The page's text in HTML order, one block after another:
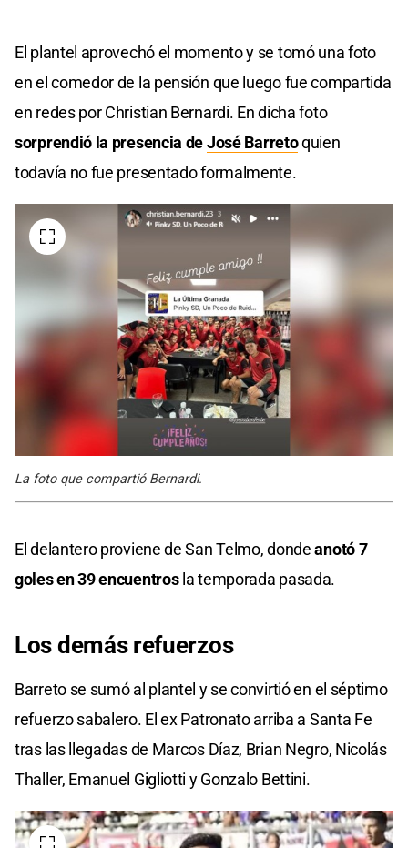
El plantel aprovechó el momento y se tomó una foto
en el comedor de la pensión que luego fue compartida
en redes por Christian Bernardi. En dicha foto
sorprendió la presencia deJosé Barretoquien
todavía no fue presentado formalmente.
La foto que compartió Bernardi.
El delantero proviene de San Telmo, dondeanotó 7
goles en 39 encuentrosla temporada pasada.
Los demás refuerzos
Barreto se sumó al plantel y se convirtió en el séptimo
refuerzo sabalero. El ex Patronato arriba a Santa Fe
tras las llegadas de Marcos Díaz, Brian Negro, Nicolás
Thaller, Emanuel Gigliotti y Gonzalo Bettini.